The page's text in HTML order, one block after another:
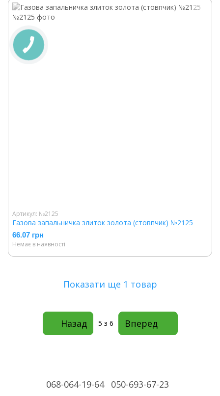
Артикул: №2125
Газова запальничка злиток золота (стовпчик) №2125
66.07 грн
Немає в наявності
Показати ще 1 товар
Назад 5 з 6 Вперед
068-064-19-64 050-693-67-23